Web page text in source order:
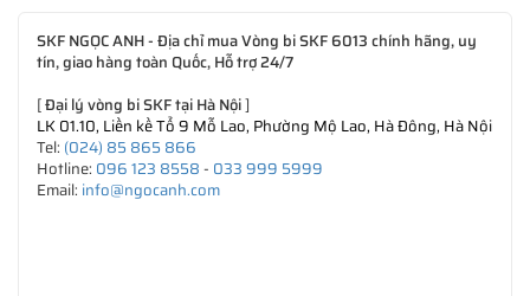
SKF NGỌC ANH - Địa chỉ mua Vòng bi SKF 6013 chính hãng, uy
tín, giao hàng toàn Quốc, Hỗ trợ 24/7
[Đại lý vòng bi SKF tại Hà Nội]
LK 01.10, Liền kề Tổ 9 Mỗ Lao, Phường Mộ Lao, Hà Đông, Hà Nội
Tel: (024) 85 865 866
Hotline: 096 123 8558- 033 999 5999
Email: info@ngocanh.com